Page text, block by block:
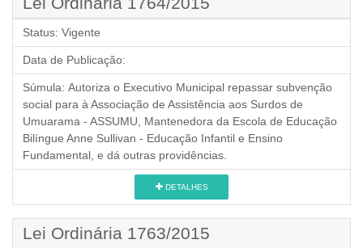
Status: Vigente
Data de Publicação:
Súmula: Autoriza o Executivo Municipal repassar subvenção
social para à Associação de Assistência aos Surdos de
Umuarama - ASSUMU, Mantenedora da Escola de Educação
Bilíngue Anne Sullivan - Educação Infantil e Ensino
Fundamental, e dá outras providências.
DETALHES
Lei Ordinária 1763/2015